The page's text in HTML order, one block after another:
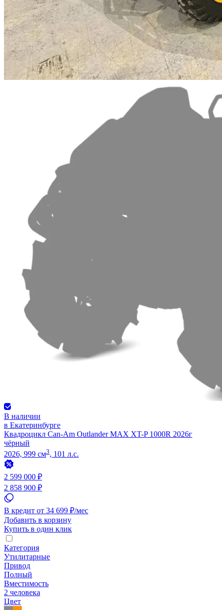
В наличии
в Екатеринбурге
Квадроцикл Can-Am Outlander MAX XT-P 1000R 2026г
чёрный
2026, 999 см3, 101 л.с.
2 599 000 ₽
2 858 900 ₽
В кредит от 34 699 ₽/мес
Добавить в корзину
Купить в один клик
Категория
Утилитарные
Привод
Полный
Вместимость
2 человека
Цвет